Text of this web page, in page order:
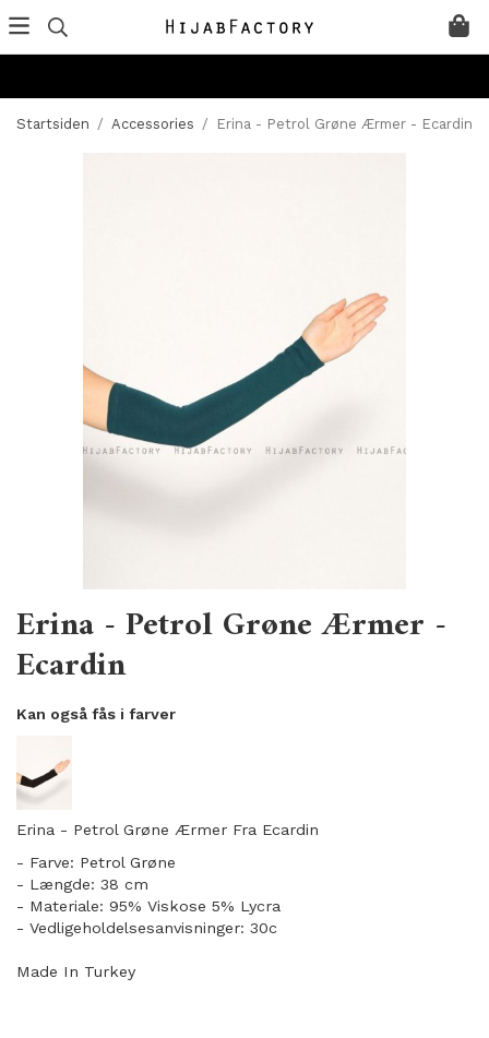
Startsiden / Accessories / Erina - Petrol Grøne Ærmer - Ecardin
Erina - Petrol Grøne Ærmer -
Ecardin
Kan også fås i farver
Erina - Petrol Grøne Ærmer Fra Ecardin
- Farve: Petrol Grøne
- Længde: 38 cm
- Materiale: 95% Viskose 5% Lycra
- Vedligeholdelsesanvisninger: 30c
Made In Turkey